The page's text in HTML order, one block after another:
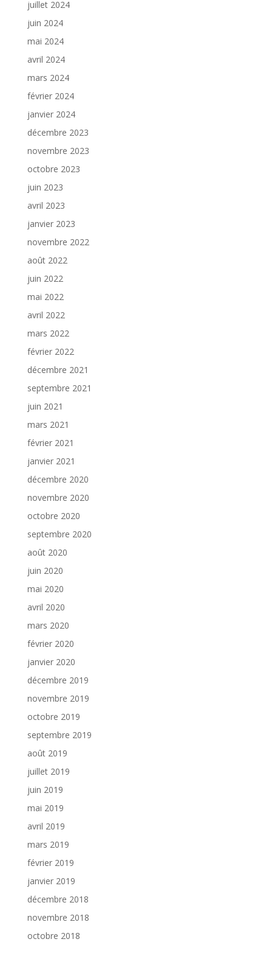
juillet 2024
juin 2024
mai 2024
avril 2024
mars 2024
février 2024
janvier 2024
décembre 2023
novembre 2023
octobre 2023
juin 2023
avril 2023
janvier 2023
novembre 2022
août 2022
juin 2022
mai 2022
avril 2022
mars 2022
février 2022
décembre 2021
septembre 2021
juin 2021
mars 2021
février 2021
janvier 2021
décembre 2020
novembre 2020
octobre 2020
septembre 2020
août 2020
juin 2020
mai 2020
avril 2020
mars 2020
février 2020
janvier 2020
décembre 2019
novembre 2019
octobre 2019
septembre 2019
août 2019
juillet 2019
juin 2019
mai 2019
avril 2019
mars 2019
février 2019
janvier 2019
décembre 2018
novembre 2018
octobre 2018